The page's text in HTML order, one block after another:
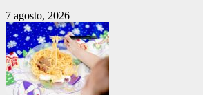
7 agosto, 2026